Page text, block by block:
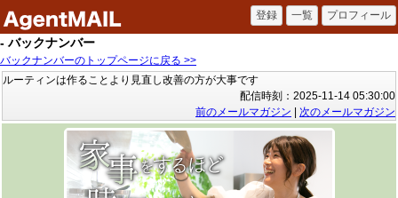
- バックナンバー
バックナンバーのトップページに戻る >>
ルーティンは作ることより見直し改善の方が大事です
配信時刻：2025-11-14 05:30:00
前のメールマガジン
次のメールマガジン